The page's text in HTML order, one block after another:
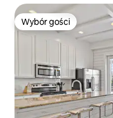
Wybór gości
Wybór gości